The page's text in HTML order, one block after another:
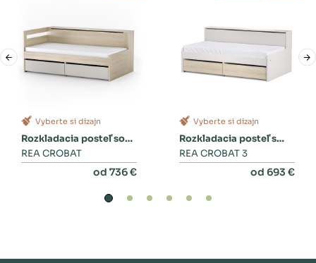
Vyberte si dizajn
Rozkladacia posteľ so
zásuvkami
REA CROBAT
od 736 €
Vyberte si dizajn
Rozkladacia posteľ s
dvoma zásuvkami a
REA CROBAT 3
od 693 €